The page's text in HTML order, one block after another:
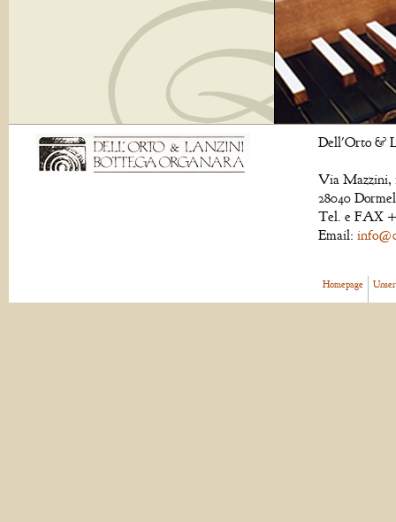
Dell'Orto &
Via Mazzini,
28040
Tel. e FAX
Email:
Homepage